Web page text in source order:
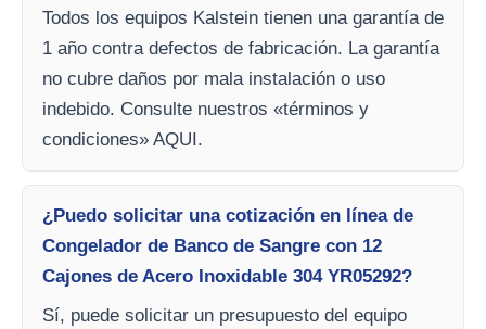
Todos los equipos Kalstein tienen una garantía de
1 año contra defectos de fabricación. La garantía
no cubre daños por mala instalación o uso
indebido. Consulte nuestros «términos y
condiciones» AQUI.
¿Puedo solicitar una cotización en línea de
Congelador de Banco de Sangre con 12
Cajones de Acero Inoxidable 304 YR05292?
Sí, puede solicitar un presupuesto del equipo